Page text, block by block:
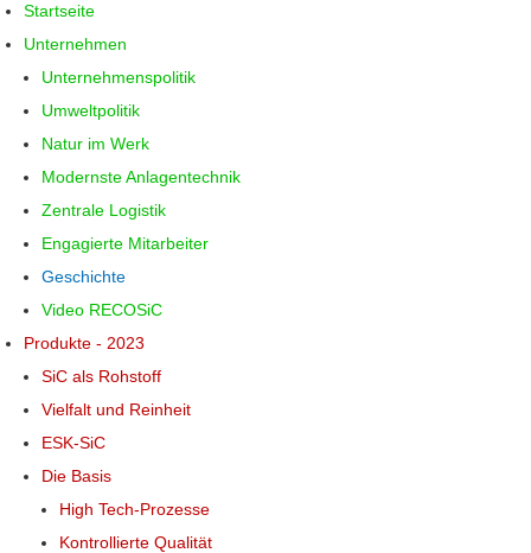
Startseite
Unternehmen
Unternehmenspolitik
Umweltpolitik
Natur im Werk
Modernste Anlagentechnik
Zentrale Logistik
Engagierte Mitarbeiter
Geschichte
Video RECOSiC
Produkte - 2023
SiC als Rohstoff
Vielfalt und Reinheit
ESK-SiC
Die Basis
High Tech-Prozesse
Kontrollierte Qualität